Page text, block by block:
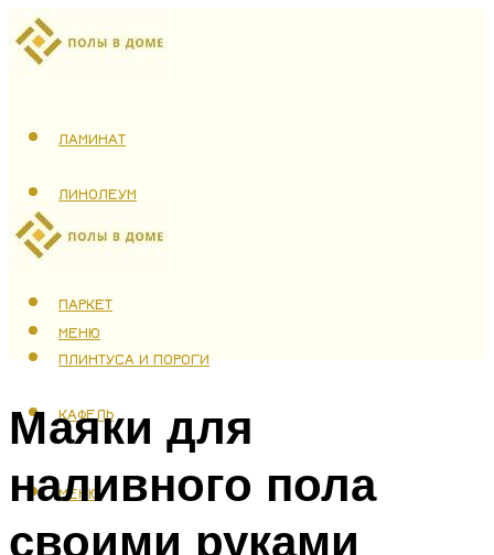
ЛАМИНАТ
ЛИНОЛЕУМ
ТЕПЛЫЙ ПОЛ
ПАРКЕТ
ПЛИНТУСА И ПОРОГИ
КАФЕЛЬ
МЕНЮ
МЕНЮ
Маяки для
наливного пола
своими руками